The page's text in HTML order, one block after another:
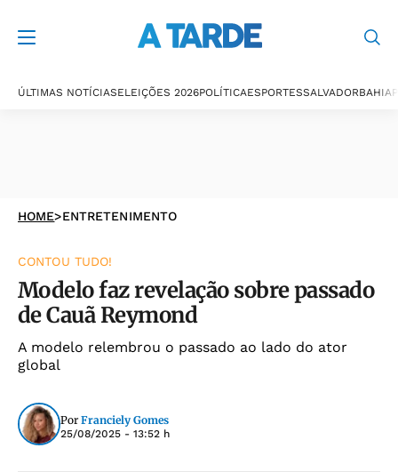
ÚLTIMAS NOTÍCIASELEIÇÕES 2026POLÍTICAESPORTESSALVADORBAHIA
HOME>ENTRETENIMENTO
CONTOU TUDO!
Modelo faz revelação sobre passado
de Cauã Reymond
A modelo relembrou o passado ao lado do ator
global
Por Franciely Gomes
25/08/2025 - 13:52 h